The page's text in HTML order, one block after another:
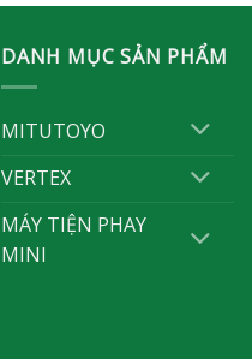
DANH MỤC SẢN PHẨM
MITUTOYO
VERTEX
MÁY TIỆN PHAY
MINI